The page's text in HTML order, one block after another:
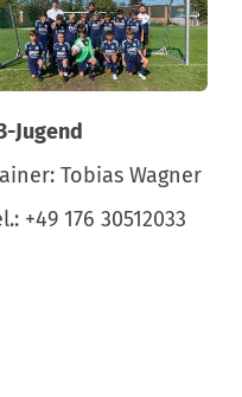
Jugend
Tobias Wagner
+49 176 30512033